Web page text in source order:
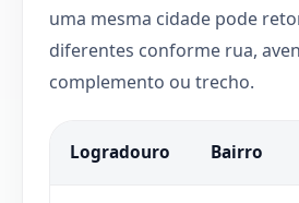
uma mesma cidade pode
diferentes conforme rua,
complemento ou trecho.
Logradouro Bairro